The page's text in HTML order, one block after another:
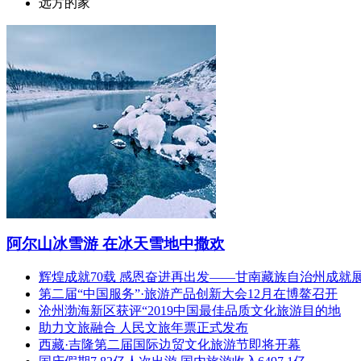
阿尔山冰雪游 在冰天雪地中撒欢
辉煌成就70载 感恩奋进再出发——甘南藏族自治州成就
第二届“中国服务”·旅游产品创新大会12月在博鳌召开
沧州渤海新区获评“2019中国最佳品质文化旅游目的地
助力文旅融合 人民文旅年票正式发布
西藏·吉隆第二届国际边贸文化旅游节即将开幕